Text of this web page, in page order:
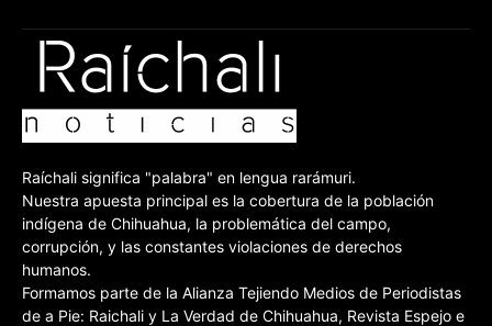
Raíchali significa "palabra" en lengua rarámuri.
Nuestra apuesta principal es la cobertura de la población
indígena de Chihuahua, la problemática del campo,
corrupción, y las constantes violaciones de derechos
humanos.
Formamos parte de la Alianza Tejiendo Medios de Periodistas
de a Pie: Raichali y La Verdad de Chihuahua, Revista Espejo e